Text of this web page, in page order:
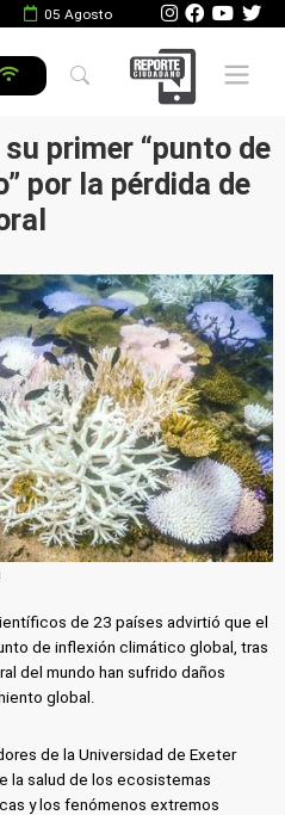
05 Agosto
Mobile
primer “punto de
por la pérdida de
de 23 países advirtió que el
de inflexión climático global, tras
del mundo han sufrido daños
global.
de la Universidad de Exeter
la salud de los ecosistemas
y los fenómenos extremos